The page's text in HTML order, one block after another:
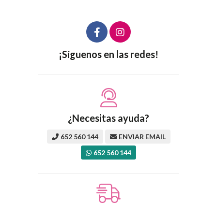
¡Síguenos en las redes!
¿Necesitas ayuda?
652 560 144
ENVIAR EMAIL
652 560 144